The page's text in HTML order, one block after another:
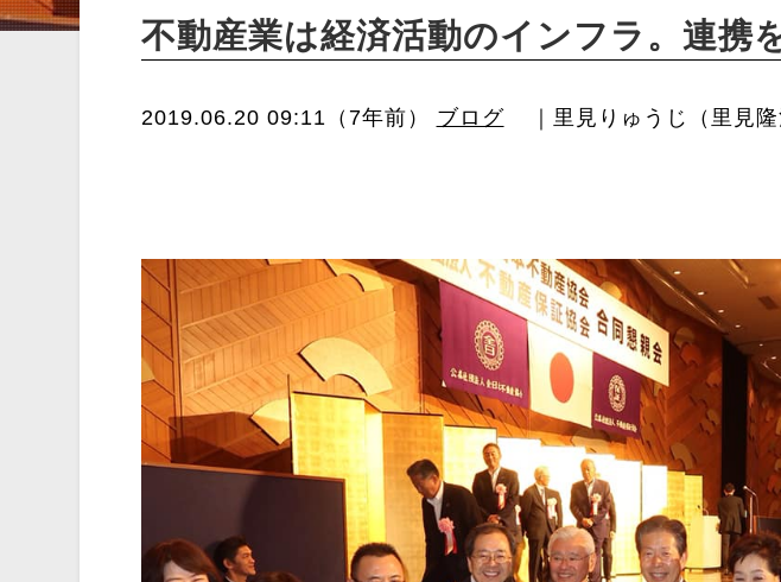
不動産業は経済活動のインフラ。連携
2019.06.20 09:11（7年前） ブログ ｜里見りゅうじ（里見隆